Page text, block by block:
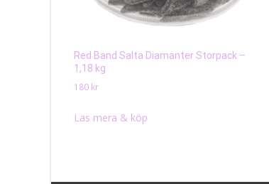
Red Band Salta Diamanter Storpack –
1,18 kg
180 kr
Läs mera & köp